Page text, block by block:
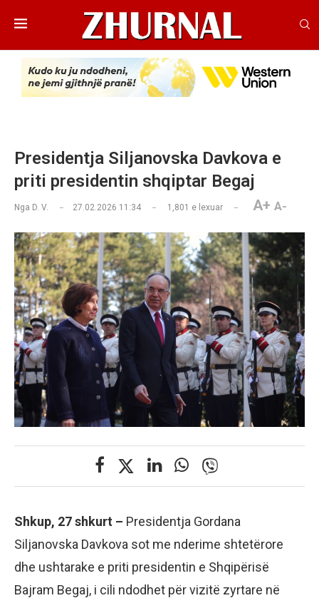
Presidentja Siljanovska Davkova e
priti presidentin shqiptar Begaj
Nga D. V. 27.02.2026 11:34 1,801 e lexuar A+ A-
Shkup, 27 shkurt – Presidentja Gordana
Siljanovska Davkova sot me nderime shtetërore
dhe ushtarake e priti presidentin e Shqipërisë
Bajram Begaj, i cili ndodhet për vizitë zyrtare në